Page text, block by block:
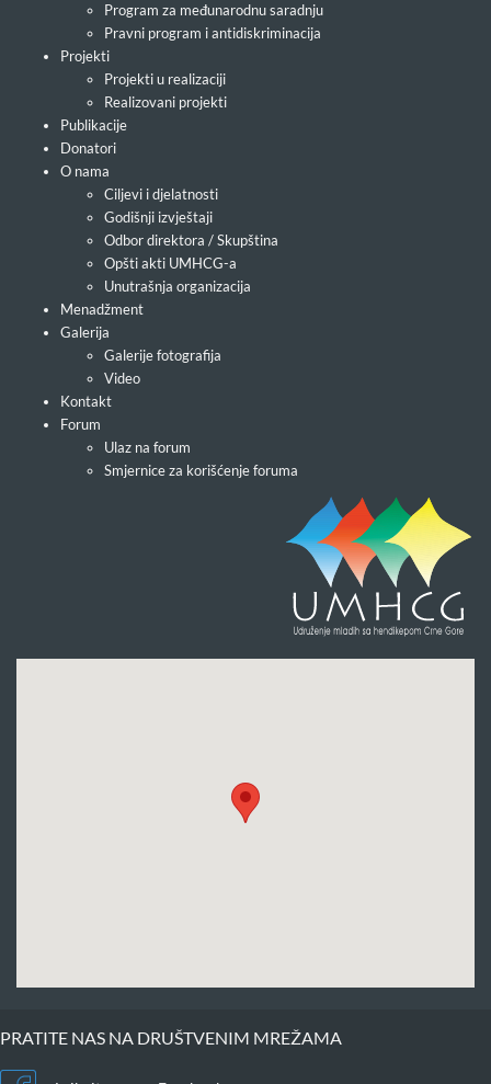
Program za međunarodnu saradnju
Pravni program i antidiskriminacija
Projekti
Projekti u realizaciji
Realizovani projekti
Publikacije
Donatori
O nama
Ciljevi i djelatnosti
Godišnji izvještaji
Odbor direktora / Skupština
Opšti akti UMHCG-a
Unutrašnja organizacija
Menadžment
Galerija
Galerije fotografija
Video
Kontakt
Forum
Ulaz na forum
Smjernice za korišćenje foruma
PRATITE NAS NA DRUŠTVENIM MREŽAMA